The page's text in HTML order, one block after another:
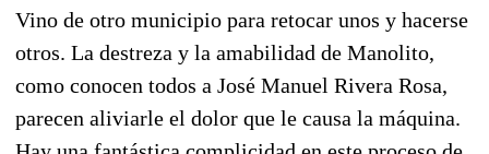
Vino de otro municipio para retocar unos y hacerse
otros. La destreza y la amabilidad de Manolito,
como conocen todos a José Manuel Rivera Rosa,
parecen aliviarle el dolor que le causa la máquina.